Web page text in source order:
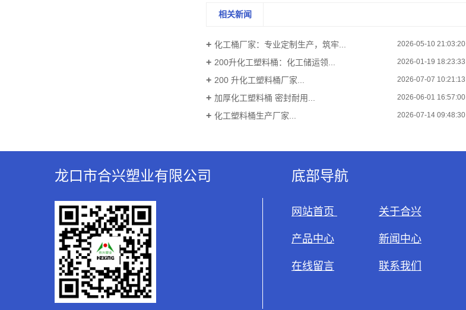
相关新闻
化工桶厂家：专业定制生产，筑牢... 2026-05-10 21:03:20
200升化工塑料桶：化工储运领... 2026-01-19 18:23:33
200 升化工塑料桶厂家... 2026-07-07 10:21:13
加厚化工塑料桶 密封耐用... 2026-06-01 16:57:00
化工塑料桶生产厂家... 2026-07-14 09:48:30
龙口市合兴塑业有限公司 底部导航
网站首页 关于合兴
产品中心 新闻中心
在线留言 联系我们